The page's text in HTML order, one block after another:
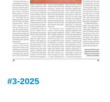
#3-2025